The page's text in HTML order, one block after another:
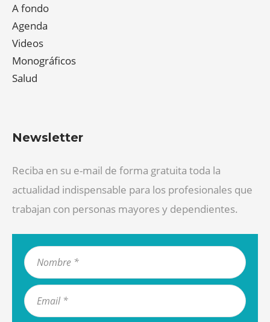
A fondo
Agenda
Videos
Monográficos
Salud
Newsletter
Reciba en su e-mail de forma gratuita toda la
actualidad indispensable para los profesionales que
trabajan con personas mayores y dependientes.